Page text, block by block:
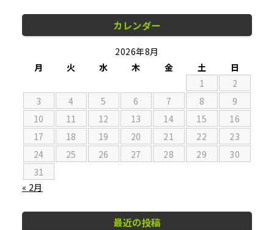
カレンダー
2026年8月
月
火 水 木 金 土
日
1
2
3
4 5 6 7 8
9
10
11 12 13 14 15
16
17
18 19 20 21 22
23
24
25 26 27 28 29
30
31
« 2月
最近の投稿